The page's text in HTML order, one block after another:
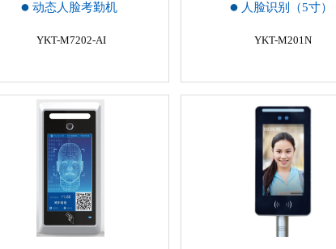
动态人脸考勤机
YKT-M7202-AI
人脸识别（5寸）
YKT-M201N